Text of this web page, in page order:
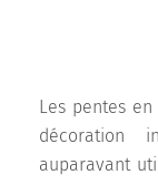
Les pentes
décoration
auparavant